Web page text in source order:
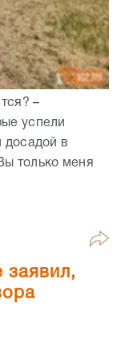
–
успели
досадой в
только меня
заявил,